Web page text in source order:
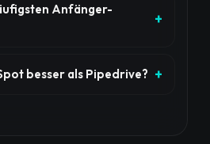
Anfänger-
besser als Pipedrive?